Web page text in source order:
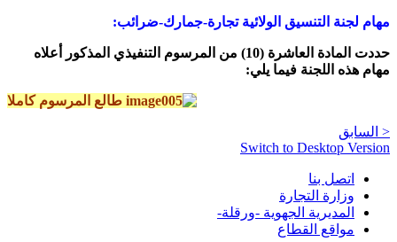
‏مهام لجنة التنسيق الولائية تجارة-جمارك-ضرائب:
حددت المادة العاشرة (10) من المرسوم التنفيذي المذكور أعلاه
مهام هذه اللجنة فيما يلي:
طالع المرسوم كاملا
< السابق
Switch to Desktop Version
اتصل بنا
وزارة التجارة
المديرية الجهوية -ورقلة-
مواقع القطاع